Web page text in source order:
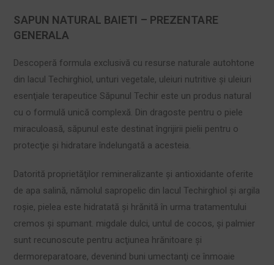
SAPUN NATURAL BAIETI – PREZENTARE
GENERALA
Descoperă formula exclusivă cu resurse naturale autohtone
din lacul Techirghiol, unturi vegetale, uleiuri nutritive şi uleiuri
esenţiale terapeutice Săpunul Techir este un produs natural
cu o formulă unică complexă. Din dragoste pentru o piele
miraculoasă, săpunul este destinat îngrijirii pielii pentru o
protecţie şi hidratare îndelungată a acesteia.
Datorită proprietăţilor remineralizante şi antioxidante oferite
de apa salină, nămolul sapropelic din lacul Techirghiol şi argila
roşie, pielea este hidratată şi hrănită în urma tratamentului
cremos şi spumant. migdale dulci, untul de cocos, şi palmier
sunt recunoscute pentru acţiunea hrănitoare şi
dermoreparatoare, devenind buni umectanţi ce înmoaie